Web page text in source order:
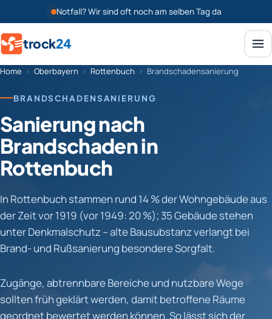
Notfall? Wir sind oft noch am selben Tag da
trock24
Home › Oberbayern › Rottenbuch › Brandschadensanierung
BRANDSCHADENSANIERUNG
Sanierung nach
Brandschaden in
Rottenbuch
In Rottenbuch stammen rund 14 % der Wohngebäude aus
der Zeit vor 1919 (vor 1949: 20 %); 35 Gebäude stehen
unter Denkmalschutz – alte Bausubstanz verlangt bei
Brand- und Rußsanierung besondere Sorgfalt.
Zugänge, abtrennbare Bereiche und nutzbare Wege
sollten früh geklärt werden, damit betroffene Räume
geordnet bewertet werden können. So lässt sich der